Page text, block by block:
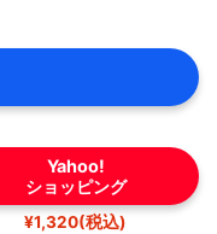
Yahoo!
ショッピング
¥1,320(税込)